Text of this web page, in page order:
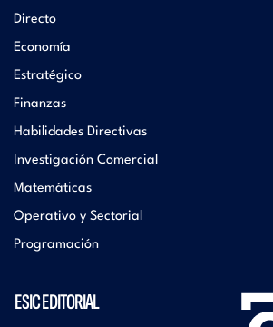
Directo
Economía
Estratégico
Finanzas
Habilidades Directivas
Investigación Comercial
Matemáticas
Operativo y Sectorial
Programación
ESIC EDITORIAL